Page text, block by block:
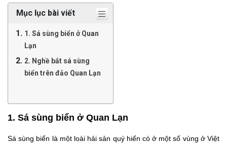
Mục lục bài viết
1. Sá sùng biển ở Quan
Lạn
2. Nghề bắt sá sùng
biển trên đảo Quan Lạn
1. Sá sùng biển ở Quan Lạn
Sá sùng biển là một loài hải sản quý hiến có ở một số vùng ở Việt